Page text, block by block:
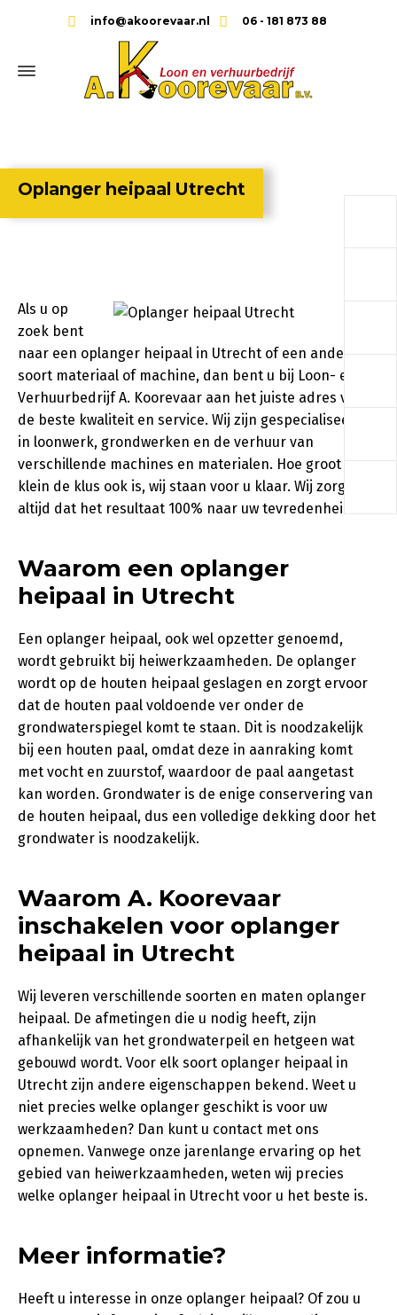
info@akoorevaar.nl 06 - 181 873 88
Oplanger heipaal Utrecht
Als u op
zoek bent
naar een oplanger heipaal in Utrecht of een ander
soort materiaal of machine, dan bent u bij Loon- en
Verhuurbedrijf A. Koorevaar aan het juiste adres voor
de beste kwaliteit en service. Wij zijn gespecialiseerd
in loonwerk, grondwerken en de verhuur van
verschillende machines en materialen. Hoe groot of
klein de klus ook is, wij staan voor u klaar. Wij zorgen
altijd dat het resultaat 100% naar uw tevredenheid is.
Waarom een oplanger
heipaal in Utrecht
Een oplanger heipaal, ook wel opzetter genoemd,
wordt gebruikt bij heiwerkzaamheden. De oplanger
wordt op de houten heipaal geslagen en zorgt ervoor
dat de houten paal voldoende ver onder de
grondwaterspiegel komt te staan. Dit is noodzakelijk
bij een houten paal, omdat deze in aanraking komt
met vocht en zuurstof, waardoor de paal aangetast
kan worden. Grondwater is de enige conservering van
de houten heipaal, dus een volledige dekking door het
grondwater is noodzakelijk.
Waarom A. Koorevaar
inschakelen voor oplanger
heipaal in Utrecht
Wij leveren verschillende soorten en maten oplanger
heipaal. De afmetingen die u nodig heeft, zijn
afhankelijk van het grondwaterpeil en hetgeen wat
gebouwd wordt. Voor elk soort oplanger heipaal in
Utrecht zijn andere eigenschappen bekend. Weet u
niet precies welke oplanger geschikt is voor uw
werkzaamheden? Dan kunt u contact met ons
opnemen. Vanwege onze jarenlange ervaring op het
gebied van heiwerkzaamheden, weten wij precies
welke oplanger heipaal in Utrecht voor u het beste is.
Meer informatie?
Heeft u interesse in onze oplanger heipaal? Of zou u